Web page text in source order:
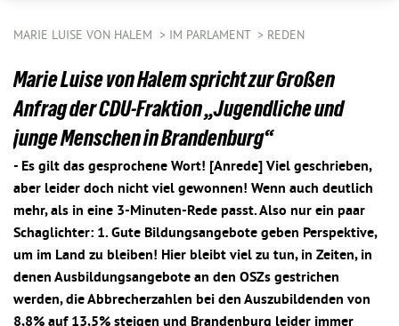
MARIE LUISE VON HALEM IM PARLAMENT REDEN
Marie Luise von Halem spricht zur Großen
Anfrag der CDU-Fraktion „Jugendliche und
junge Menschen in Brandenburg“
- Es gilt das gesprochene Wort! [Anrede] Viel geschrieben,
aber leider doch nicht viel gewonnen! Wenn auch deutlich
mehr, als in eine 3-Minuten-Rede passt. Also nur ein paar
Schaglichter: 1. Gute Bildungsangebote geben Perspektive,
um im Land zu bleiben! Hier bleibt viel zu tun, in Zeiten, in
denen Ausbildungsangebote an den OSZs gestrichen
werden, die Abbrecherzahlen bei den Auszubildenden von
8,8% auf 13,5% steigen und Brandenburg leider immer